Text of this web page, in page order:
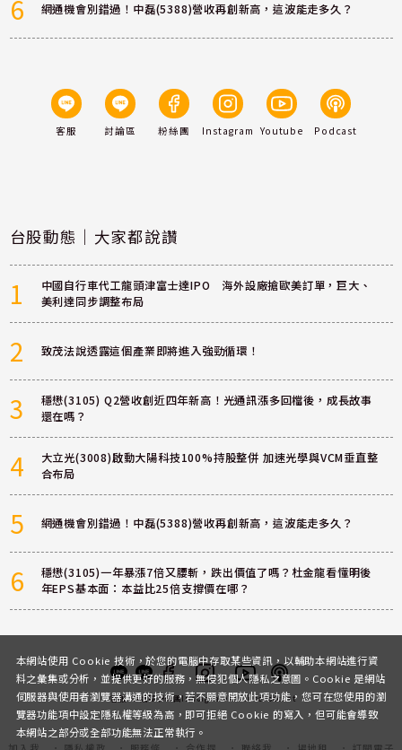
6 網通機會別錯過！中磊(5388)營收再創新高，這波能走多久？
客服 討論區 粉絲團 Instagram Youtube Podcast
台股動態｜大家都說讚
1
中國自行車代工龍頭津富士達IPO 海外設廠搶歐美訂單，巨大、
美利達同步調整布局
2 致茂法說透露這個產業即將進入強勁循環！
3
穩懋(3105) Q2營收創近四年新高！光通訊漲多回檔後，成長故事
還在嗎？
4
大立光(3008)啟動大陽科技100%持股整併 加速光學與VCM垂直整
合布局
5 網通機會別錯過！中磊(5388)營收再創新高，這波能走多久？
6
穩懋(3105)一年暴漲7倍又腰斬，跌出價值了嗎？杜金龍看懂明後
年EPS基本面：本益比25倍支撐價在哪？
客服 討論區粉絲團InstagramYoutubePodcast
本網站使用 Cookie 技術，於您的電腦中存取某些資訊，以輔助本網站進行資
料之彙集或分析，並提供更好的服務，無侵犯個人隱私之意圖。Cookie 是網站
伺服器與使用者瀏覽器溝通的技術，若不願意開放此項功能，您可在您使用的瀏
覽器功能項中設定隱私權等級為高，即可拒絕 Cookie 的寫入，但可能會導致
本網站之部分或全部功能無法正常執行。